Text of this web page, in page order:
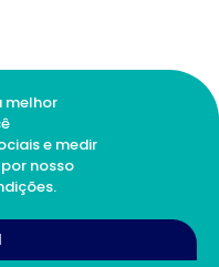
melhor
e medir
nosso